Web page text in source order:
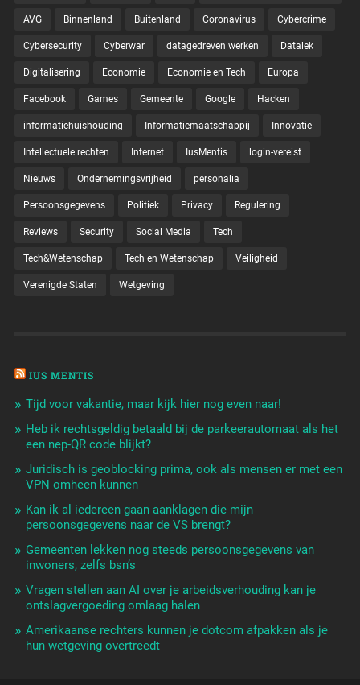
AVG Binnenland Buitenland Coronavirus Cybercrime
Cybersecurity Cyberwar datagedreven werken Datalek
Digitalisering Economie Economie en Tech Europa
Facebook Games Gemeente Google Hacken
informatiehuishouding Informatiemaatschappij Innovatie
Intellectuele rechten Internet IusMentis login-vereist
Nieuws Ondernemingsvrijheid personalia
Persoonsgegevens Politiek Privacy Regulering
Reviews Security Social Media Tech
Tech&Wetenschap Tech en Wetenschap Veiligheid
Verenigde Staten Wetgeving
IUS MENTIS
Tijd voor vakantie, maar kijk hier nog even naar!
Heb ik rechtsgeldig betaald bij de parkeerautomaat als het
een nep-QR code blijkt?
Juridisch is geoblocking prima, ook als mensen er met een
VPN omheen kunnen
Kan ik al iedereen gaan aanklagen die mijn
persoonsgegevens naar de VS brengt?
Gemeenten lekken nog steeds persoonsgegevens van
inwoners, zelfs bsn’s
Vragen stellen aan AI over je arbeidsverhouding kan je
ontslagvergoeding omlaag halen
Amerikaanse rechters kunnen je dotcom afpakken als je
hun wetgeving overtreedt